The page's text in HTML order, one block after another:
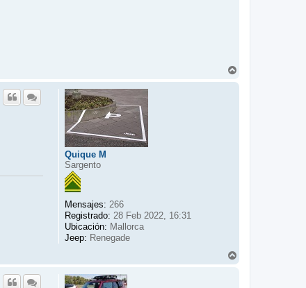
Quique M
Sargento
Mensajes: 266
Registrado: 28 Feb 2022, 16:31
Ubicación: Mallorca
Jeep: Renegade